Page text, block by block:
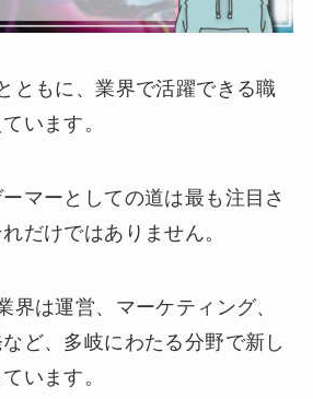
ともに、業界で活躍できる職
います。
マーとしての道は最も注目さ
だけではありません。
界は運営、マーケティング、
ど、多岐にわたる分野で新し
います。